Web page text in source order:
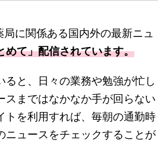
局に関係ある国内外の最新ニュ
めて」配信されています。
ると、日々の業務や勉強が忙し
スまではなかなか手が回らない
トを利用すれば、毎朝の通勤時
ニュースをチェックすることが